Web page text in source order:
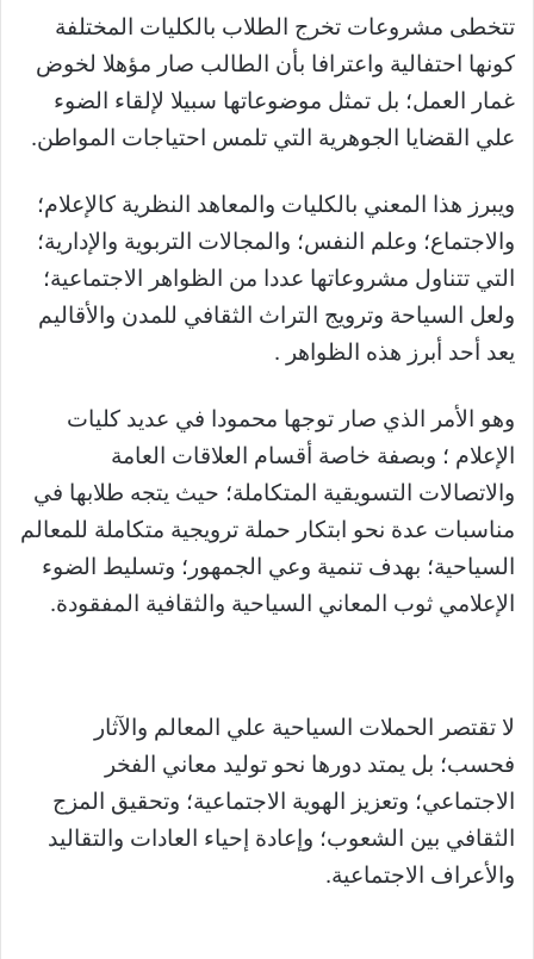
تتخطى مشروعات تخرج الطلاب بالكليات المختلفة
كونها احتفالية واعترافا بأن الطالب صار مؤهلا لخوض
غمار العمل؛ بل تمثل موضوعاتها سبيلا لإلقاء الضوء
علي القضايا الجوهرية التي تلمس احتياجات المواطن.
ويبرز هذا المعني بالكليات والمعاهد النظرية كالإعلام؛
والاجتماع؛ وعلم النفس؛ والمجالات التربوية والإدارية؛
التي تتناول مشروعاتها عددا من الظواهر الاجتماعية؛
ولعل السياحة وترويج التراث الثقافي للمدن والأقاليم
يعد أحد أبرز هذه الظواهر .
وهو الأمر الذي صار توجها محمودا في عديد كليات
الإعلام ؛ وبصفة خاصة أقسام العلاقات العامة
والاتصالات التسويقية المتكاملة؛ حيث يتجه طلابها في
مناسبات عدة نحو ابتكار حملة ترويجية متكاملة للمعالم
السياحية؛ بهدف تنمية وعي الجمهور؛ وتسليط الضوء
الإعلامي ثوب المعاني السياحية والثقافية المفقودة.
لا تقتصر الحملات السياحية علي المعالم والآثار
فحسب؛ بل يمتد دورها نحو توليد معاني الفخر
الاجتماعي؛ وتعزيز الهوية الاجتماعية؛ وتحقيق المزج
الثقافي بين الشعوب؛ وإعادة إحياء العادات والتقاليد
والأعراف الاجتماعية.